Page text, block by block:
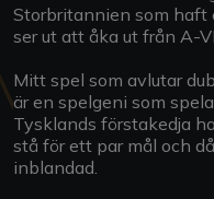
Storbritannien som haft
ser ut att åka ut från A-
Mitt spel som avlutar
är en spelgeni som
Tysklands förstakedja
stå för ett par mål och
inblandad.